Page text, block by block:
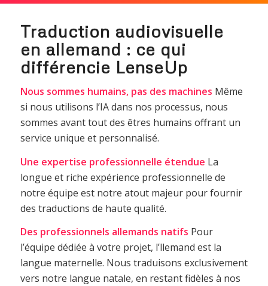
Traduction audiovisuelle
en allemand : ce qui
différencie LenseUp
Nous sommes humains, pas des machines Même
si nous utilisons l’IA dans nos processus, nous
sommes avant tout des êtres humains offrant un
service unique et personnalisé.
Une expertise professionnelle étendue La
longue et riche expérience professionnelle de
notre équipe est notre atout majeur pour fournir
des traductions de haute qualité.
Des professionnels allemands natifs Pour
l’équipe dédiée à votre projet, l’llemand est la
langue maternelle. Nous traduisons exclusivement
vers notre langue natale, en restant fidèles à nos